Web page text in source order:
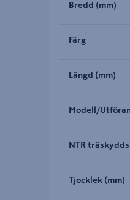
Bredd (mm)
Färg
Längd (mm)
Modell/
NTR
Tjocklek (mm)